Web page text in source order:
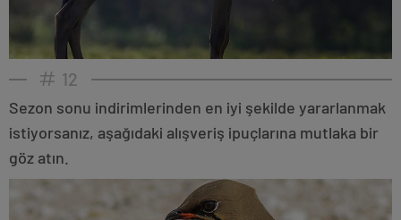
12
Sezon sonu indirimlerinden en iyi şekilde yararlanmak
istiyorsanız, aşağıdaki alışveriş ipuçlarına mutlaka bir
göz atın.